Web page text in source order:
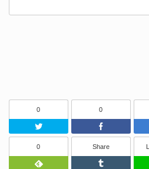
0
Twitter
0
0
Feedly
Share